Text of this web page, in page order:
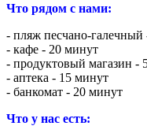
Что рядом с нами:
- пляж песчано-
- кафе - 20 минут
- продуктовый магазин -
- аптека - 15 минут
- банкомат - 20 минут
Что у нас есть: